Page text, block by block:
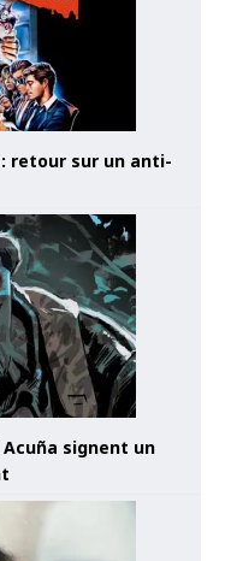
retour sur un anti-
Acuña signent un